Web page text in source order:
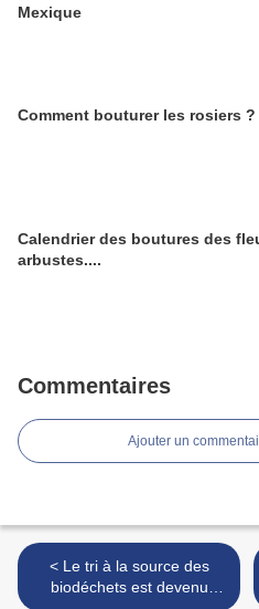
Mexique
Comment bouturer les rosiers ?
Calendrier des boutures des
arbustes....
Commentaires
Ajouter un
< Le tri à la source des
biodéchets est devenu